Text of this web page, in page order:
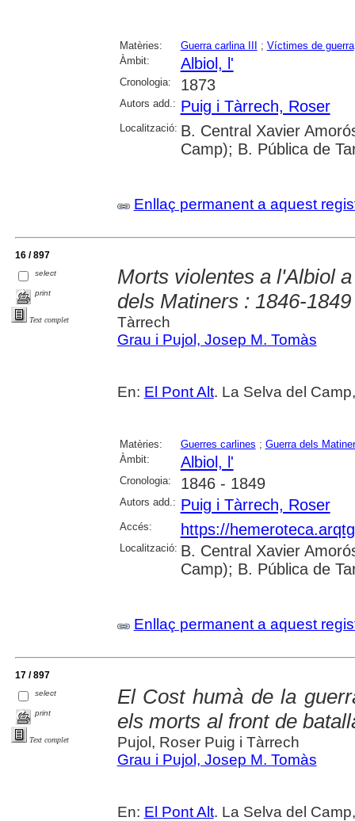
Matèries: Guerra carlina III ; Víctimes de guerra
Àmbit:
Albiol, l'
Cronologia: 1873
Autors add.: Puig i Tàrrech, Roser
Localització: B. Central Xavier
Camp); B. Pública de
Enllaç permanent a aquest
16 / 897
select
print
Text complet
Morts violentes a l'Albiol
dels Matiners : 1846-1849
Tàrrech
Grau i Pujol, Josep M. Tomàs
En: El Pont Alt. La Selva del
Matèries: Guerres carlines ; Guerra dels
Àmbit:
Albiol, l'
Cronologia: 1846 - 1849
Autors add.: Puig i Tàrrech, Roser
Accés: https://
Localització: B. Central Xavier
Camp); B. Pública de
Enllaç permanent a aquest
17 / 897
select
print
Text complet
El Cost humà de la
els morts al front de
Pujol, Roser Puig i Tàrrech
Grau i Pujol, Josep M. Tomàs
En: El Pont Alt. La Selva del